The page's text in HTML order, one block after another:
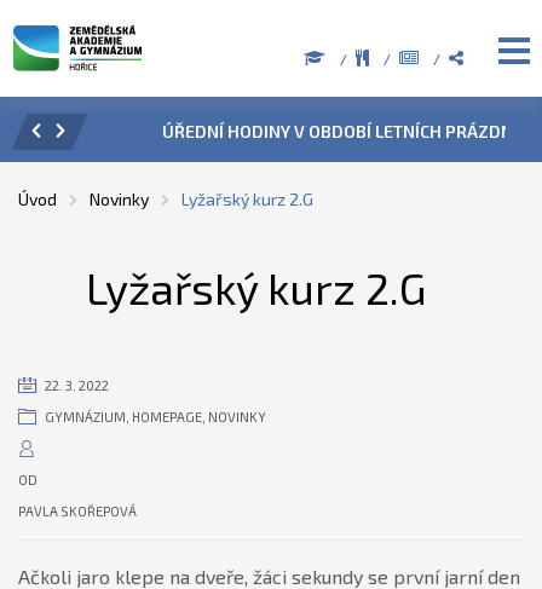
ÚŘEDNÍ HODINY V OBDOBÍ LETNÍCH PRÁZDNIN
Úvod Novinky Lyžařský kurz 2.G
Lyžařský kurz 2.G
22. 3. 2022
GYMNÁZIUM HOMEPAGE NOVINKY
OD
PAVLA SKOŘEPOVÁ
Ačkoli jaro klepe na dveře, žáci sekundy se první jarní den